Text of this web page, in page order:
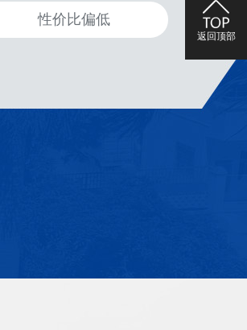
性价比偏低
返回顶部